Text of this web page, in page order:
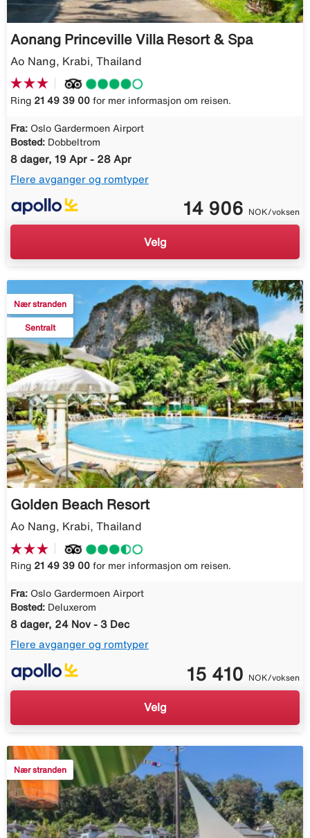
Aonang Princeville Villa Resort & Spa
Ao Nang, Krabi, Thailand
Ring 21 49 39 00 for mer informasjon om reisen.
Fra: Oslo Gardermoen Airport
Bosted: Dobbeltrom
8 dager, 19 Apr - 28 Apr
Flere avganger og romtyper
14 906 NOK/voksen
Velg
Nær stranden
Sentralt
Golden Beach Resort
Ao Nang, Krabi, Thailand
Ring 21 49 39 00 for mer informasjon om reisen.
Fra: Oslo Gardermoen Airport
Bosted: Deluxerom
8 dager, 24 Nov - 3 Dec
Flere avganger og romtyper
15 410 NOK/voksen
Velg
Nær stranden